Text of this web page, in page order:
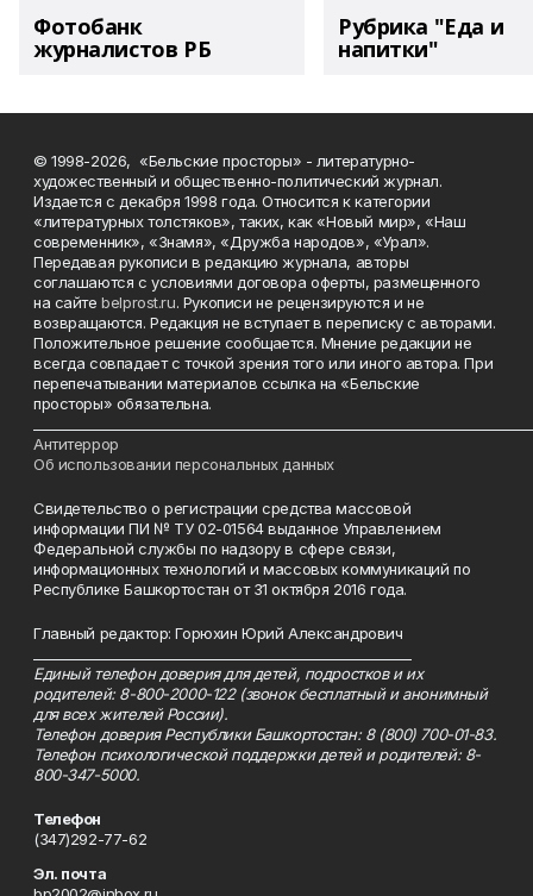
Фотобанк
журналистов РБ
Рубрика "Еда и
напитки"
© 1998-2026, «Бельские просторы» - литературно-
художественный и общественно-политический журнал.
Издается с декабря 1998 года. Относится к категории
«литературных толстяков», таких, как «Новый мир», «Наш
современник», «Знамя», «Дружба народов», «Урал».
Передавая рукописи в редакцию журнала, авторы
соглашаются с условиями договора оферты, размещенного
на сайтеbelprost.ru. Рукописи не рецензируются и не
возвращаются. Редакция не вступает в переписку с авторами.
Положительное решение сообщается. Мнение редакции не
всегда совпадает с точкой зрения того или иного автора. При
перепечатывании материалов ссылка на «Бельские
просторы» обязательна.
Антитеррор
Об использовании персональных данных
Свидетельство о регистрации средства массовой
информации ПИ № ТУ 02-01564 выданное Управлением
Федеральной службы по надзору в сфере связи,
информационных технологий и массовых коммуникаций по
Республике Башкортостан от 31 октября 2016 года.
Главный редактор: Горюхин Юрий Александрович
Единый телефон доверия для детей, подростков и их
родителей: 8-800-2000-122 (звонок бесплатный и анонимный
для всех жителей России).
Телефон доверия Республики Башкортостан: 8 (800) 700-01-83.
Телефон психологической поддержки детей и родителей: 8-
800-347-5000.
Телефон
(347)292-77-62
Эл. почта